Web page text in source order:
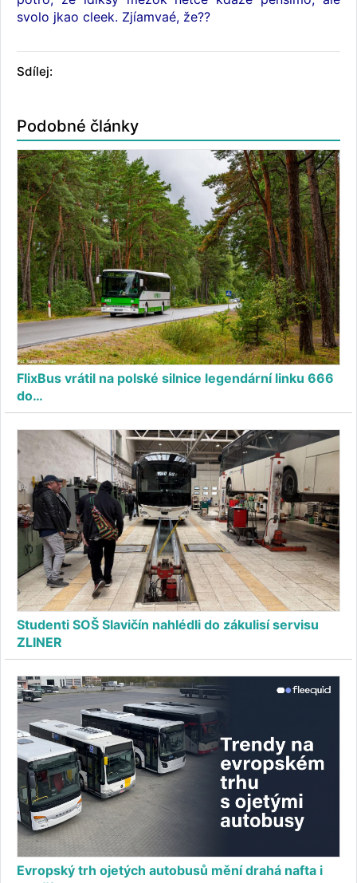
svolo jkao cleek. Zjíamvaé, že??
Sdílej:
Podobné články
FlixBus vrátil na polské silnice legendární linku 666
do…
Studenti SOŠ Slavičín nahlédli do zákulisí servisu
ZLINER
Evropský trh ojetých autobusů mění drahá nafta i